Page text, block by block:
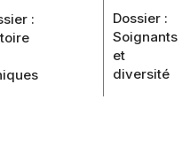
:
Dossier :
Soignants
et
diversité